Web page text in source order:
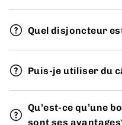
Quel disjoncteur
Puis-je utiliser du
Qu’est-ce qu’une
sont ses